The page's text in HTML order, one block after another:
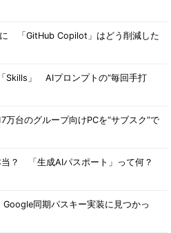
に 「GitHub Copilot」はどう削減した
Skills」 AIプロンプトの“毎回手打
台のグループ向けPCを“サブスク”で
当？ 「生成AIパスポート」って何？
同期パスキー実装に見つかっ